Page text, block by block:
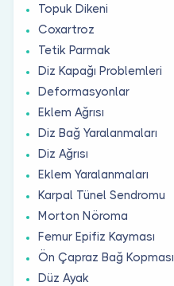
Topuk Dikeni
Coxartroz
Tetik Parmak
Diz Kapağı Problemleri
Deformasyonlar
Eklem Ağrısı
Diz Bağ Yaralanmaları
Diz Ağrısı
Eklem Yaralanmaları
Karpal Tünel Sendromu
Morton Nöroma
Femur Epifiz Kayması
Ön Çapraz Bağ Kopması
Düz Ayak